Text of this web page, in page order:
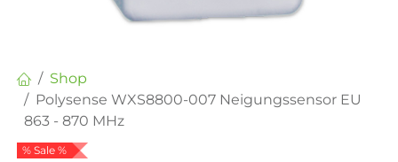
Shop
Polysense WXS8800-007 Neigungssensor EU
863 - 870 MHz
% Sale %